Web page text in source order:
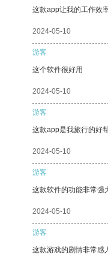
这款app让我的工作效
2024-05-10
游客
这个软件很好用
2024-05-10
游客
这款app是我旅行的好
2024-05-10
游客
这款软件的功能非常强
2024-05-10
游客
这款游戏的剧情非常感